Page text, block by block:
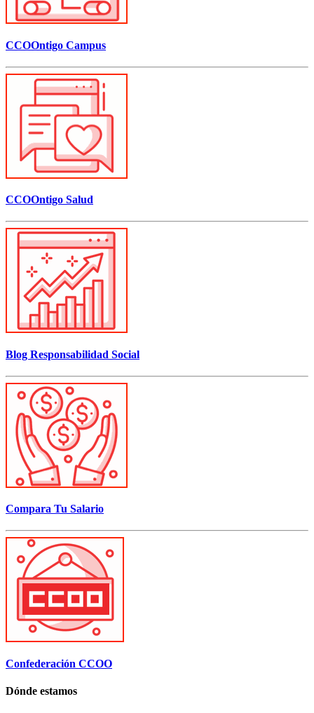
CCOOntigo Campus
CCOOntigo Salud
Blog Responsabilidad Social
Compara Tu Salario
Confederación CCOO
Dónde estamos